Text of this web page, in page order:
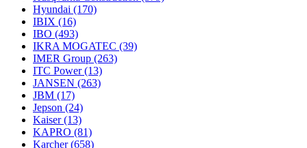
Hyundai (170)
IBIX (16)
IBO (493)
IKRA MOGATEC (39)
IMER Group (263)
ITC Power(13)
JANSEN (263)
JBM (17)
Jepson (24)
Kaiser(13)
KAPRO (81)
Karcher(658)